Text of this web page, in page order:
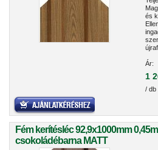
és
Ár:
1
/ db
Fém kerítésléc 92,9x1000mm
csokoládébarna MATT